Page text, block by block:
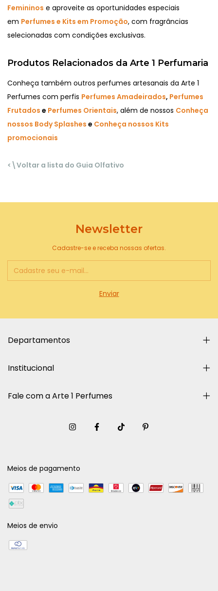
Femininos e aproveite as oportunidades especiais
em Perfumes e Kits em Promoção, com fragrâncias
selecionadas com condições exclusivas.
Produtos Relacionados da Arte 1 Perfumaria
Conheça também outros perfumes artesanais da Arte 1
Perfumes com perfis Perfumes Amadeirados, Perfumes
Frutados e Perfumes Orientais, além de nossos Conheça
nossos Body Splashes e Conheça nossos Kits
promocionais
<\Voltar a lista do Guia Olfativo
Newsletter
Cadastre-se e receba nossas ofertas.
Departamentos
Institucional
Fale com a Arte 1 Perfumes
Meios de pagamento
Meios de envio